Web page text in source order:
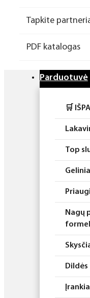
Tapkite
PDF katalogas
Parduotuvė
🛒
Top
Nagų
Dildės